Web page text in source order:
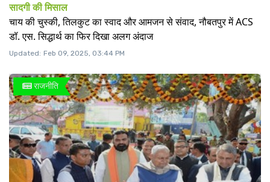
सादगी की मिसाल
चाय की चुस्की, तिलकुट का स्वाद और आमजन से संवाद, नौबतपुर में ACS
डॉ. एस. सिद्धार्थ का फिर दिखा अलग अंदाज
Updated: Feb 09, 2025, 03:44 PM
राजनीति